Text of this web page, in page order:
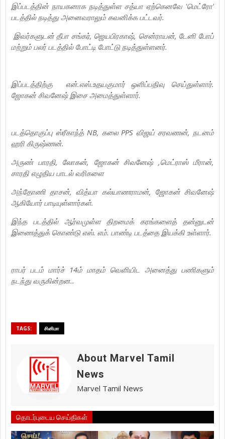
இப்படத்தின் நாயகனாக நடித்துள்ள சத்யா ஏற்கெனவே 'மெட்ரோ'
படத்தில் நடித்து அனைவராலும் கவனிக்க பட்டவர்.
இவர்களுடன் தீபா சங்கர், ஜெயபிரகாஷ், சென்ராயன், டேனி போப்
மற்றும் பலர் படத்தில் போட்டி போட்டு நடித்துள்ளனர்.
இப்படத்திற்கு என்.எஸ்.உதயகுமார் ஒளிப்பதிவு செய்துள்ளார்.
ஜோகன் சிவனேஷ் இசை அமைத்துள்ளார்.
படத்தொகுப்பு ஸ்ரீகாந்த் NB, கலை PPS விஜய் சரவணன், நடனம்
ஹரி கிருஷ்ணன்.
அருண் பாரதி, லோகன், ஜோகன் சிவனேஷ் ,மெட்ராஸ் மீரான்,
சாரதி எழுதிய பாடல் வரிகளை
அந்தோணி தாசன், வித்யா கல்யாணராமன், ஜோகன் சிவனேஷ்
ஆகியோர் பாடியுள்ளார்கள்.
இந்த படத்தில் ஆர்வமுள்ள திறமைக் கரங்களைத் தன்னுடன்
இணைத்துக் கொண்டு எஸ். எம். பாண்டி படத்தை இயக்கி உள்ளார்.
ராபர் படம் மார்ச் 14ம் மாதம் வெளியிட அனைத்து பணிகளும்
நடந்து வருகின்றன..
TAGS: சினிமா
About Marvel Tamil
News
Marvel Tamil News
தொடர்புடைய செய்திகள்